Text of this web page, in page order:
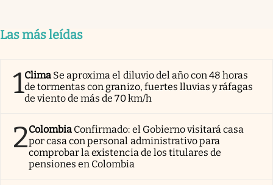
Las más leídas
1Clima Se aproxima el diluvio del año con 48 horas
de tormentas con granizo, fuertes lluvias y ráfagas
de viento de más de 70 km/h
2Colombia Confirmado: el Gobierno visitará casa
por casa con personal administrativo para
comprobar la existencia de los titulares de
pensiones en Colombia